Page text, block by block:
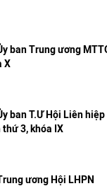
ban Trung ương
X
ban T.Ư Hội Liên hiệp
3, khóa IX
ương Hội LHPN